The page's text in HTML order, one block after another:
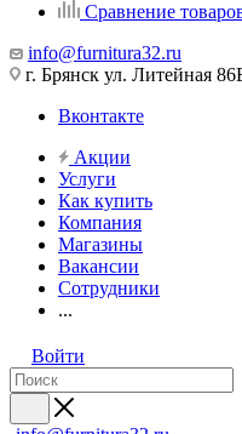
Сравнение
info@furnitura32.ru
г. Брянск ул. Литейная
Вконтакте
Акции
Услуги
Как купить
Компания
Магазины
Вакансии
Сотрудники
...
Войти